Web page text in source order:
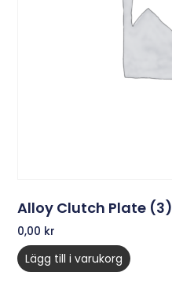
Alloy Clutch Plate (3)
0,00 kr
Lägg till i varukorg